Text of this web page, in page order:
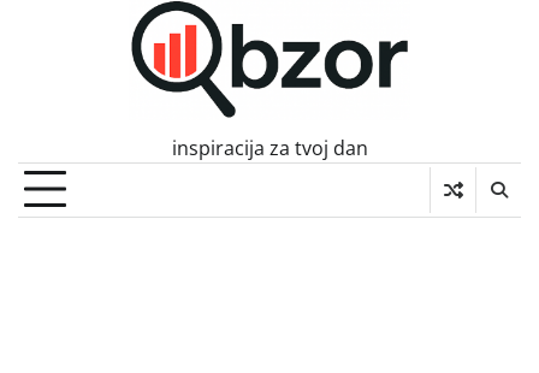
inspiracija za tvoj dan